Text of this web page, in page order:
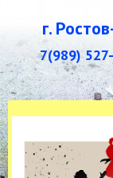
г.
7(989)